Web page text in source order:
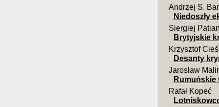
Andrzej S.
Niedoszły
Siergiej
Brytyjskie
Krzysztof
Desanty
Jarosław
Rumuńskie
Rafał Kopeć